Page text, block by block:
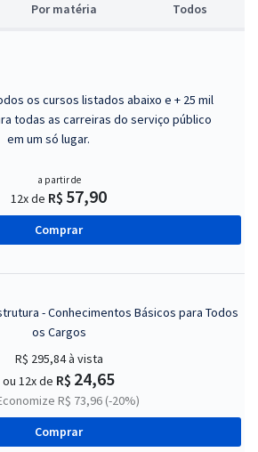
Por matéria Todos
os cursos listados abaixo e + 25 mil
todas as carreiras do serviço público
em um só lugar.
a partir de
12x de R$ 57,90
Comprar
- Conhecimentos Básicos para Todos
os Cargos
R$ 295,84à vista
ou 12x de R$ 24,65
R$ 73,96 (-20%)
Comprar